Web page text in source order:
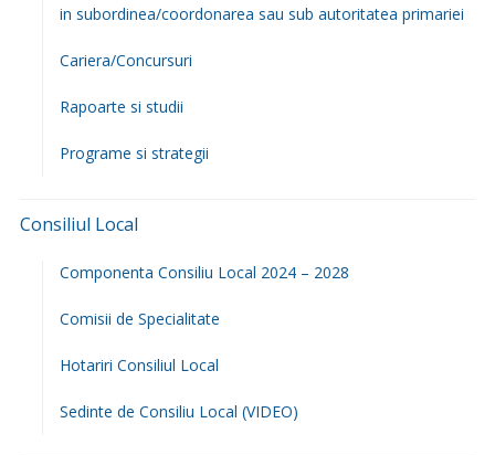
in subordinea/coordonarea sau sub autoritatea primariei
Cariera/Concursuri
Rapoarte si studii
Programe si strategii
Consiliul Local
Componenta Consiliu Local 2024 – 2028
Comisii de Specialitate
Hotariri Consiliul Local
Sedinte de Consiliu Local (VIDEO)